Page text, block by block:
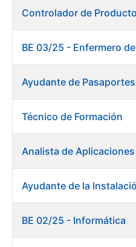
Mostrar/Ocultar
Mostrar/Ocultar
Controlador de Producto
BE 03/25 - Enfermero
Ayudante de Pasaportes
Técnico de Formación
Analista de
BE 02/25 - Informática